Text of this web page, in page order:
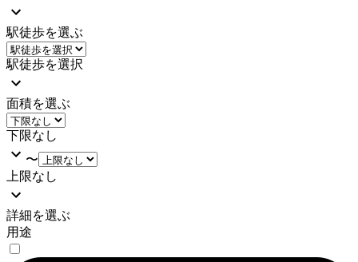
駅徒歩を選ぶ
駅徒歩を選択
面積を選ぶ
下限なし
〜
上限なし
詳細を選ぶ
用途